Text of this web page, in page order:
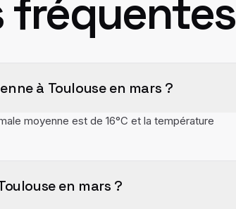
fréquentes
à Toulouse en mars ?
moyenne est de 16°C et la température
en mars ?